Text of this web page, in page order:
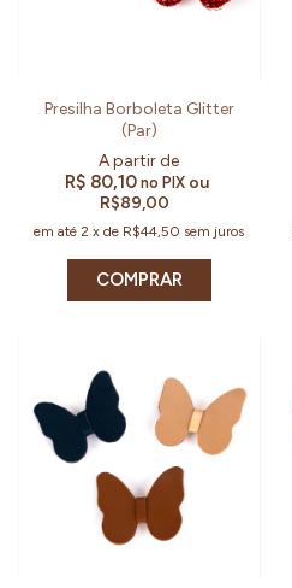
Presilha Borboleta Glitter
(Par)
R$ 80,10no PIX ou
R$89,00
em até2 xde R$44,50 sem juros